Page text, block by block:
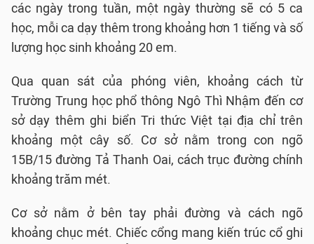
các ngày trong tuần, một ngày thường sẽ có 5 ca
học, mỗi ca dạy thêm trong khoảng hơn 1 tiếng và số
lượng học sinh khoảng 20 em.
Qua quan sát của phóng viên, khoảng cách từ
Trường Trung học phổ thông Ngô Thì Nhậm đến cơ
sở dạy thêm ghi biển Tri thức Việt tại địa chỉ trên
khoảng một cây số. Cơ sở nằm trong con ngõ
15B/15 đường Tả Thanh Oai, cách trục đường chính
khoảng trăm mét.
Cơ sở nằm ở bên tay phải đường và cách ngõ
khoảng chục mét. Chiếc cổng mang kiến trúc cổ ghi